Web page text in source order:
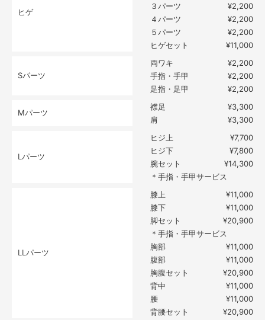
ヒゲ
３パーツ
¥2,200
４パーツ
¥2,200
５パーツ
¥2,200
ヒゲセット
¥11,000
Sパーツ
両ワキ
¥2,200
手指・手甲
¥2,200
足指・足甲
¥2,200
Mパーツ
襟足
¥3,300
肩
¥3,300
Lパーツ
ヒジ上
¥7,700
ヒジ下
¥7,800
腕セット
¥14,300
＊手指・手甲サービス
LLパーツ
膝上
¥11,000
膝下
¥11,000
脚セット
¥20,900
＊手指・手甲サービス
胸部
¥11,000
腹部
¥11,000
胸腹セット
¥20,900
背中
¥11,000
腰
¥11,000
背腰セット
¥20,900